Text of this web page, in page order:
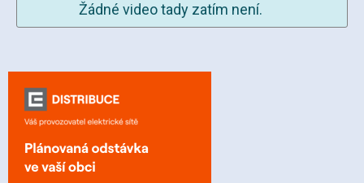
Žádné video tady zatím není.